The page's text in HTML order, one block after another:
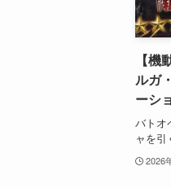
【
ルガ
ーシ
バトオ
ャを
2026